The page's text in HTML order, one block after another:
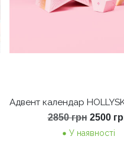
Адвент календар
2850грн
2850
2500
У наявності